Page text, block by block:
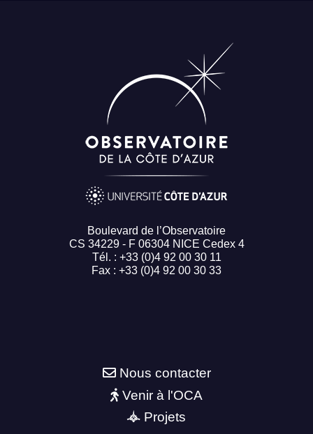
Boulevard de l’Observatoire
CS 34229 - F 06304 NICE Cedex 4
Tél. : +33 (0)4 92 00 30 11
Fax : +33 (0)4 92 00 30 33
Nous contacter
Venir à l'OCA
Projets